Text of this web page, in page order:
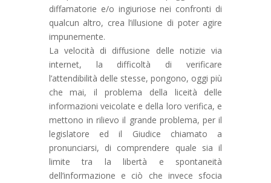
diffamatorie e/o ingiuriose nei confronti di
qualcun altro, crea l’illusione di poter agire
impunemente.
La velocità di diffusione delle notizie via
internet, la difficoltà di verificare
l’attendibilità delle stesse, pongono, oggi più
che mai, il problema della liceità delle
informazioni veicolate e della loro verifica, e
mettono in rilievo il grande problema, per il
legislatore ed il Giudice chiamato a
pronunciarsi, di comprendere quale sia il
limite tra la libertà e spontaneità
dell’informazione e ciò che invece sfocia